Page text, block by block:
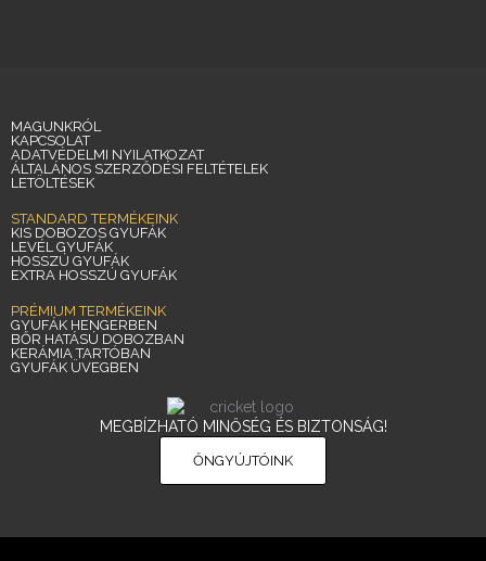
MAGUNKRÓL
KAPCSOLAT
ADATVÉDELMI NYILATKOZAT
ÁLTALÁNOS SZERZŐDÉSI FELTÉTELEK
LETÖLTÉSEK
STANDARD TERMÉKEINK
KIS DOBOZOS GYUFÁK
LEVÉL GYUFÁK
HOSSZÚ GYUFÁK
EXTRA HOSSZÚ GYUFÁK
PRÉMIUM TERMÉKEINK
GYUFÁK HENGERBEN
BŐR HATÁSÚ DOBOZBAN
KERÁMIA TARTÓBAN
GYUFÁK ÜVEGBEN
MEGBÍZHATÓ MINŐSÉG ÉS BIZTONSÁG!
ŐNGYÚJTÓINK